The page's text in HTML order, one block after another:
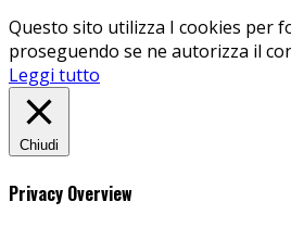
Questo sito utilizza I cookies per
proseguendo se ne autorizza il
Leggi tutto
Chiudi
Privacy Overview